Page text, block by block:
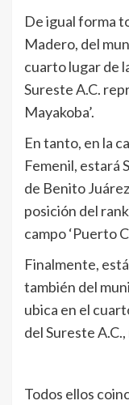
De igual forma
Madero, del
cuarto lugar de
Sureste A.C.
Mayakoba’.
En tanto, en la
Femenil, estará
de Benito
posición del
campo ‘Puerto
Finalmente,
también del
ubica en el
del Sureste
Todos ellos